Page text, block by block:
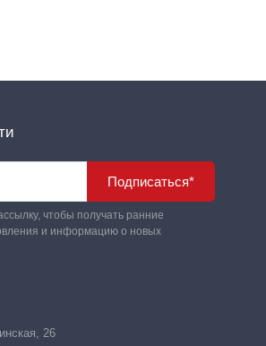
Подписаться*
чтобы получать ранние
и информацию о новых
26